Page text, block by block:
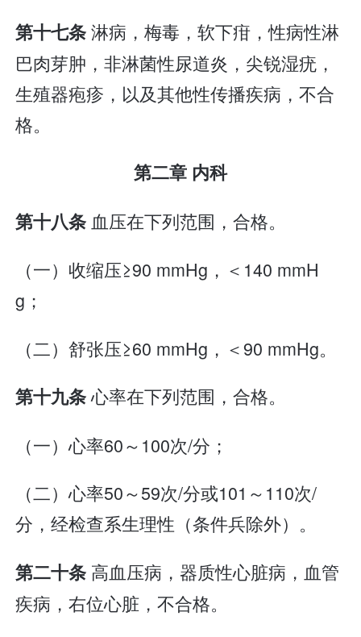
第十七条淋病，梅毒，软下疳，性病性淋
巴肉芽肿，非淋菌性尿道炎，尖锐湿疣，
生殖器疱疹，以及其他性传播疾病，不合
格。
第二章 内科
第十八条 血压在下列范围，合格。
（一）收缩压≥90 mmHg，＜140 mmH
g；
（二）舒张压≥60 mmHg，＜90 mmHg。
第十九条心率在下列范围，合格。
（一）心率60～100次/分；
（二）心率50～59次/分或101～110次/
分，经检查系生理性（条件兵除外）。
第二十条 高血压病，器质性心脏病，血管
疾病，右位心脏，不合格。